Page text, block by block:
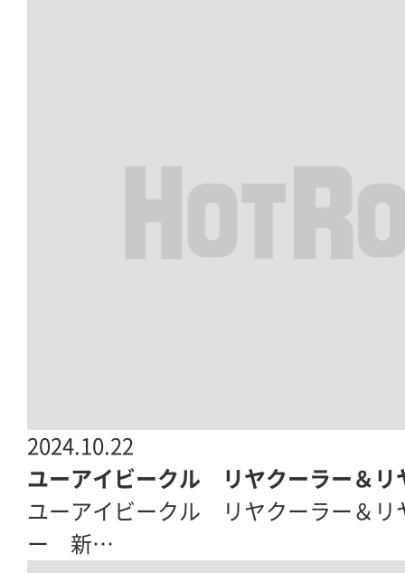
2024.10.22
ユーアイビークル リヤクーラー＆
ユーアイビークル リヤクーラー＆リ
ー 新…